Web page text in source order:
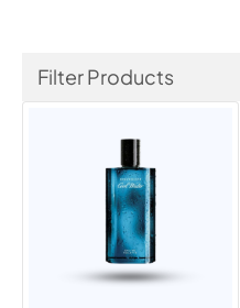
Filter Products